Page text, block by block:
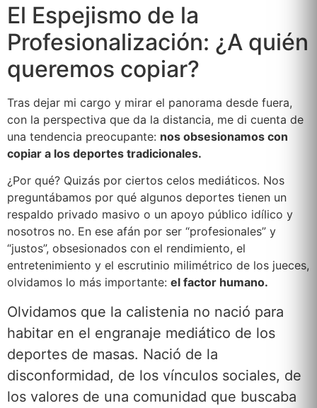
El Espejismo de la
Profesionalización: ¿A quién
queremos copiar?
Tras dejar mi cargo y mirar el panorama desde fuera,
con la perspectiva que da la distancia, me di cuenta de
una tendencia preocupante: nos obsesionamos con
copiar a los deportes tradicionales.
¿Por qué? Quizás por ciertos celos mediáticos. Nos
preguntábamos por qué algunos deportes tienen un
respaldo privado masivo o un apoyo público idílico y
nosotros no. En ese afán por ser “profesionales” y
“justos”, obsesionados con el rendimiento, el
entretenimiento y el escrutinio milimétrico de los jueces,
olvidamos lo más importante: el factor humano.
Olvidamos que la calistenia no nació para
habitar en el engranaje mediático de los
deportes de masas. Nació de la
disconformidad, de los vínculos sociales, de
los valores de una comunidad que buscaba